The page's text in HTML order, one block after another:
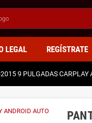
LEGAL REGÍSTRATE
9 PULGADAS CARPLAY